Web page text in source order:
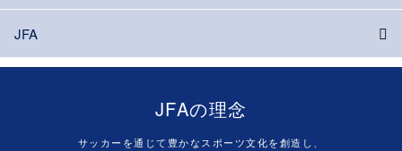
JFA
JFAの理念
サッカーを通じて豊かなスポーツ文化を創造し、